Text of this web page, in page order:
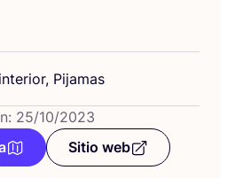
Pijamas
25/10/2023
Sitio web